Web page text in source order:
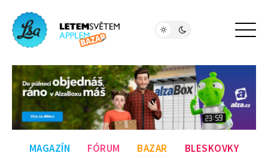
MAGAZÍN FÓRUM BAZAR BLESKOVKY